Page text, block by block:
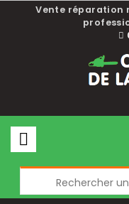
Vente réparation
Choisissez une valeur...